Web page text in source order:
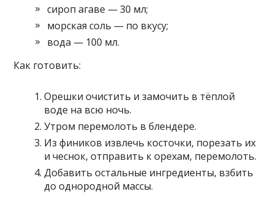
сироп агаве — 30 мл;
морская соль — по вкусу;
вода — 100 мл.
Как готовить:
Орешки очистить и замочить в тёплой
воде на всю ночь.
Утром перемолоть в блендере.
Из фиников извлечь косточки, порезать их
и чеснок, отправить к орехам, перемолоть.
Добавить остальные ингредиенты, взбить
до однородной массы.